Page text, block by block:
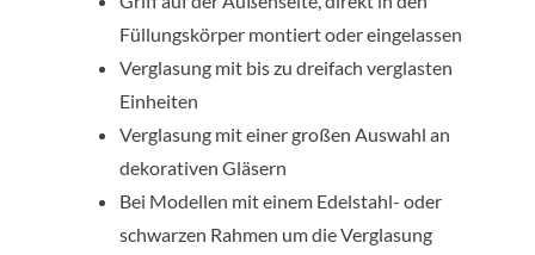
Füllungskörper montiert oder eingelassen
Verglasung mit bis zu dreifach verglasten
Einheiten
Verglasung mit einer großen Auswahl an
dekorativen Gläsern
Bei Modellen mit einem Edelstahl- oder
schwarzen Rahmen um die Verglasung